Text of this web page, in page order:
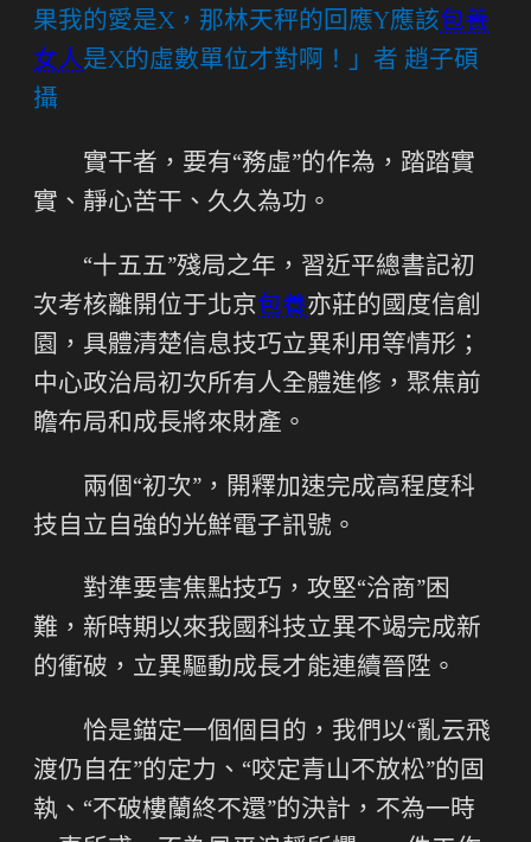
果我的愛是X，那林天秤的回應Y應該包養
女人是X的虛數單位才對啊！」者 趙子碩
攝
實干者，要有“務虛”的作為，踏踏實
實、靜心苦干、久久為功。
“十五五”殘局之年，習近平總書記初
次考核離開位于北京包養亦莊的國度信創
園，具體清楚信息技巧立異利用等情形；
中心政治局初次所有人全體進修，聚焦前
瞻布局和成長將來財產。
兩個“初次”，開釋加速完成高程度科
技自立自強的光鮮電子訊號。
對準要害焦點技巧，攻堅“洽商”困
難，新時期以來我國科技立異不竭完成新
的衝破，立異驅動成長才能連續晉陞。
恰是錨定一個個目的，我們以“亂云飛
渡仍自在”的定力、“咬定青山不放松”的固
執、“不破樓蘭終不還”的決計，不為一時